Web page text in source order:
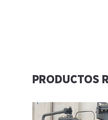
PRODUCTOS